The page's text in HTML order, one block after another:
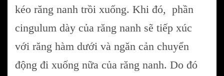
kéo răng nanh trồi xuống. Khi đó, phần
cingulum dày của răng nanh sẽ tiếp xúc
với răng hàm dưới và ngăn cản chuyển
động đi xuống nữa của răng nanh. Do đó